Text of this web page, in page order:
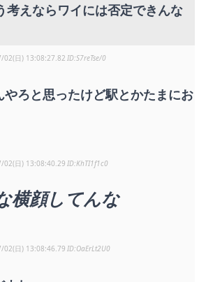
考えならワイには否定できんな
02(日) 13:08:27.82 S7reTse/0
やろと思ったけど駅とかたまにお
02(日) 13:08:40.29 KhTI1f1c0
横顔してんな
02(日) 13:08:46.79 OaErLt2U0